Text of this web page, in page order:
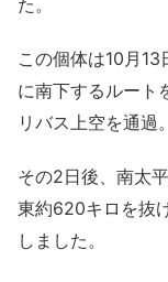
た。
この個体は10月
に南下するルート
リバス上空を通過。
その2日後、南太
東約620キロを抜
しました。